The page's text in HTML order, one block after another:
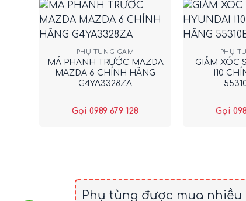
+
PHỤ TÙNG GẦM
MÁ PHANH TRƯỚC MAZDA
MAZDA 6 CHÍNH HÃNG
G4YA3328ZA
Gọi 0989 679 128
+
PHỤ
GIẢM XÓC
I10
Gọi
Phụ tùng được mua nhiều